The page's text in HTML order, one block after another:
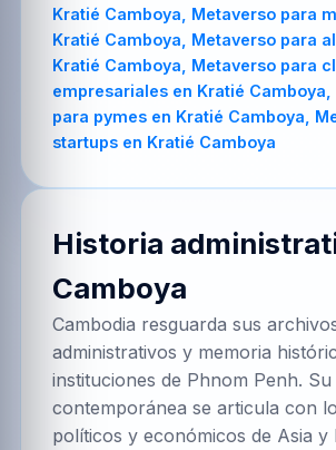
Kratié Camboya, Metaverso para
Kratié Camboya, Metaverso para
Kratié Camboya, Metaverso para
empresariales en Kratié
para pymes en Kratié Camboya,
startups en Kratié Camboya
Historia
Camboya
Cambodia resguarda sus
administrativos y memoria
instituciones de Phnom Penh.
contemporánea se articula con
políticos y económicos de Asia y